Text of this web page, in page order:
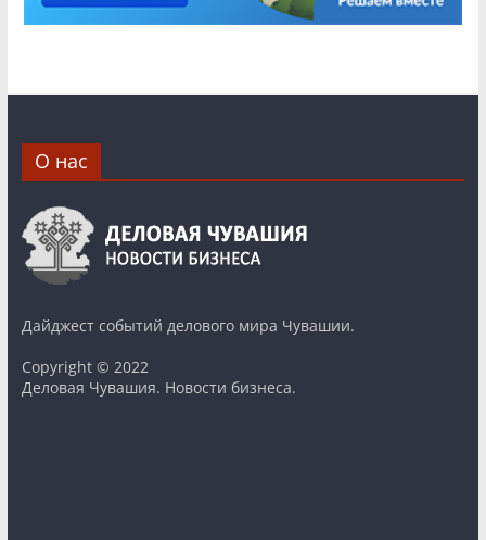
О нас
Дайджест событий делового мира Чувашии.
Copyright © 2022
Деловая Чувашия. Новости бизнеса.